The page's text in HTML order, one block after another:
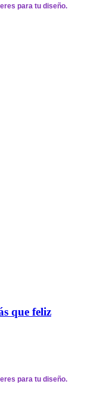
para tu diseño.
que feliz
para tu diseño.